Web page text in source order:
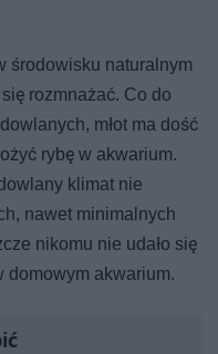
środowisku naturalnym
rozmnażać. Co do
młot ma dość
rybę w akwarium.
klimat nie
nawet minimalnych
nikomu nie udało się
domowym akwarium.